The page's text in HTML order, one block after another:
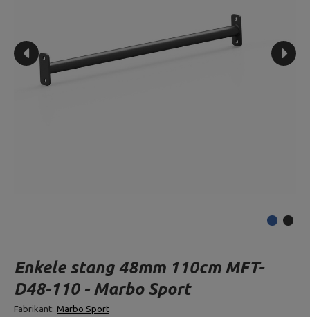
Enkele stang 48mm 110cm MFT-
D48-110 - Marbo Sport
Fabrikant: Marbo Sport